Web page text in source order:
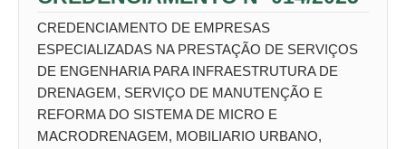
CREDENCIAMENTO DE EMPRESAS
ESPECIALIZADAS NA PRESTAÇÃO DE SERVIÇOS
DE ENGENHARIA PARA INFRAESTRUTURA DE
DRENAGEM, SERVIÇO DE MANUTENÇÃO E
REFORMA DO SISTEMA DE MICRO E
MACRODRENAGEM, MOBILIARIO URBANO,